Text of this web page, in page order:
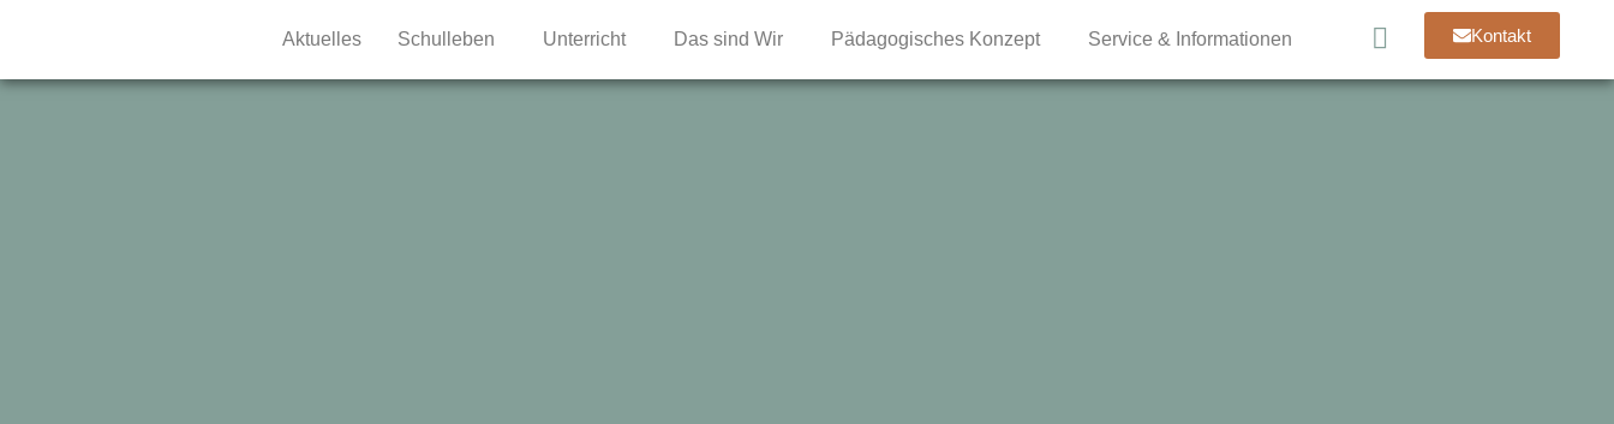
Aktuelles Schulleben Unterricht Das sind Wir Pädagogisches Konzept Service & Informationen Kontakt